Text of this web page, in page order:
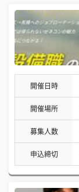
開催日時
開催場所
募集人数
申込締切